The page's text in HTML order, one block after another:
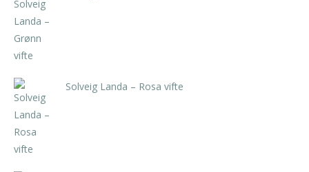
Solveig Landa – Rosa vifte